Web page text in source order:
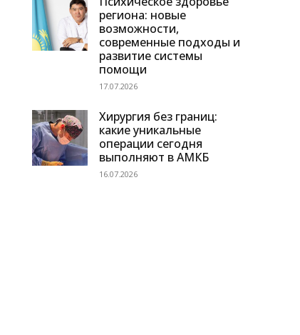
региона: новые
возможности,
современные подходы и
развитие системы
помощи
17.07.2026
Хирургия без границ:
какие уникальные
операции сегодня
выполняют в АМКБ
16.07.2026